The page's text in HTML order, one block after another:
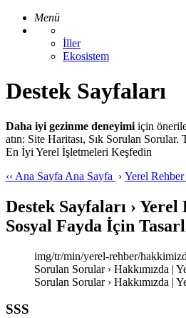
Menü
İller
Ekosistem
Destek Sayfaları
Daha iyi gezinme deneyimi için
atın: Site Haritası, Sık Sorulan
En İyi Yerel İşletmeleri Keşfedin
‹‹ Ana Sayfa Ana Sayfa › Yerel Rehber
Destek Sayfaları › Yerel
Sosyal Fayda İçin
img/tr/min/yerel-rehber/
Sorulan Sorular › Hakkımızda |
Sorulan Sorular › Hakkımızda |
SSS